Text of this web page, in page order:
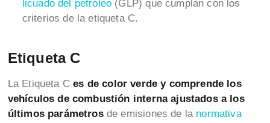
licuado del petróleo (GLP) que cumplan con los
criterios de la etiqueta C.
Etiqueta C
La Etiqueta Ces de color verde y comprende los
vehículos de combustión interna ajustados a los
últimos parámetrosde emisiones de la normativa